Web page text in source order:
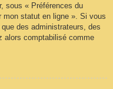
sous « Préférences du
mon statut en ligne ». Si vous
des administrateurs, des
alors comptabilisé comme